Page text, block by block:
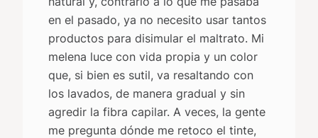
en el pasado, ya no necesito usar tantos
productos para disimular el maltrato. Mi
melena luce con vida propia y un color
que, si bien es sutil, va resaltando con
los lavados, de manera gradual y sin
agredir la fibra capilar. A veces, la gente
me pregunta dónde me retoco el tinte,